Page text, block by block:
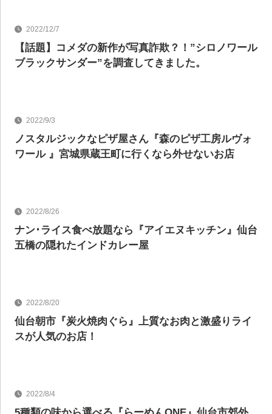
グルメ
2022/12/7
【話題】コメダの新作が写真詐欺？！”シロノワール
ブラックサンダー”を調査してきました。
グルメ
2022/9/3
ノスタルジックなピザ屋さん『森のピザ工房ルヴォ
ワール 』宮城県蔵王町に行くなら外せないお店
グルメ
2022/8/26
ナン･ライス食べ放題なら『アイエヌキッチン』仙台
五橋の隠れたインドカレー屋
グルメ
2022/8/20
仙台朝市『炭火焼肉ぐら』上質なお肉と激盛りライ
スが人気のお店！
グルメ
2022/8/4